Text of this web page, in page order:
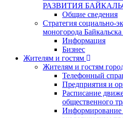
РАЗВИТИЯ
Общие сведения
Стратегия социально-
моногорода Байкальска
Информация
Бизнес
Жителям и гостям
Жителям и гостям
Телефонный
Предприятия и
Расписание
общественного
Информирование